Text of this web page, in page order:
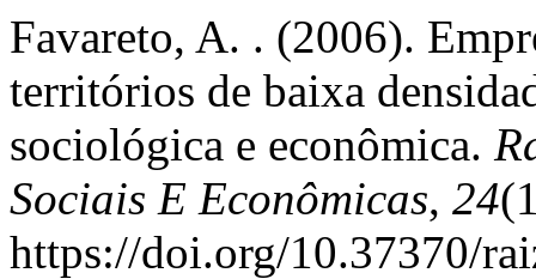
Favareto, A. . (2006).
territórios de baixa
sociológica e econômica.
Sociais E Econômicas, 24
https://doi.org/10.37370/